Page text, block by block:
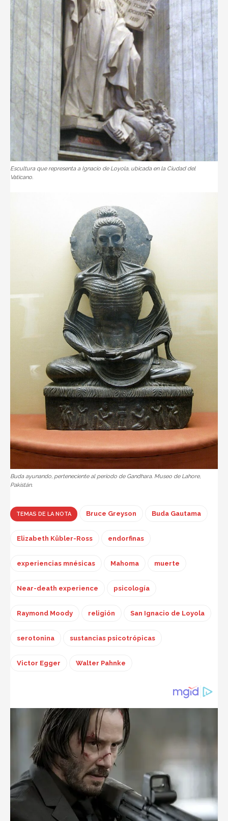
Escultura que representa a Ignacio de Loyola, ubicada en la Ciudad del
Vaticano.
Buda ayunando, perteneciente al periodo de Gandhara. Museo de Lahore,
Pakistán.
TEMAS DE LA NOTA Bruce Greyson Buda Gautama
Elizabeth Kübler-Ross endorfinas
experiencias mnésicas Mahoma muerte
Near-death experience psicología
Raymond Moody religión San Ignacio de Loyola
serotonina sustancias psicotrópicas
Victor Egger Walter Pahnke